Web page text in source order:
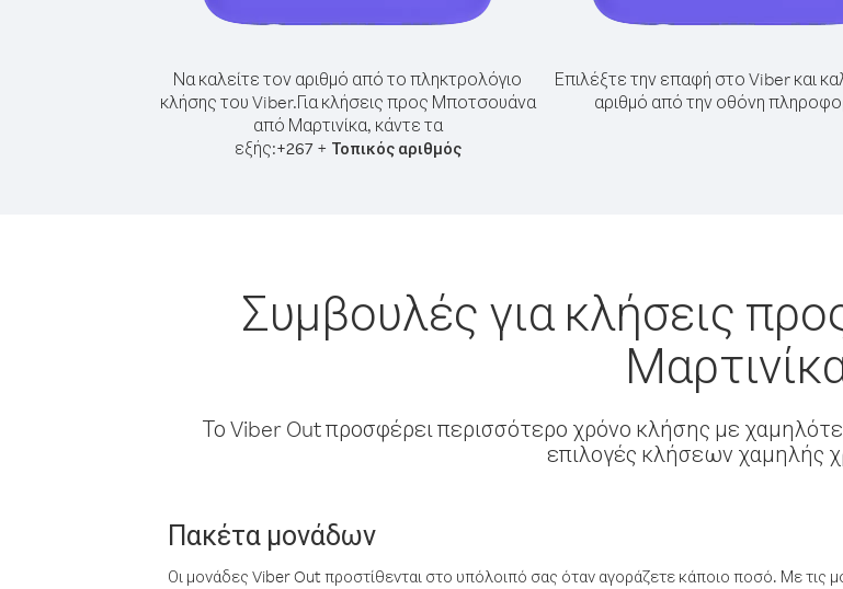
Να καλείτε τον αριθμό από το πληκτρολόγιο
κλήσης του Viber.Για κλήσεις προς Μποτσουάνα
από Μαρτινίκα, κάντε τα
εξής:+267+ Τοπικός αριθμός
Επιλέξτε την επαφή στο Viber και
αριθμό από την οθόνη
Συμβουλές για κλήσεις
Το Viber Out προσφέρει περισσότερο χρόνο κλήσης με
επιλογές κλήσεων χαμηλής
Πακέτα μονάδων
Οι μονάδες Viber Out προστίθενται στο υπόλοιπό σας όταν αγοράζετε κάποιο ποσό. Με τις